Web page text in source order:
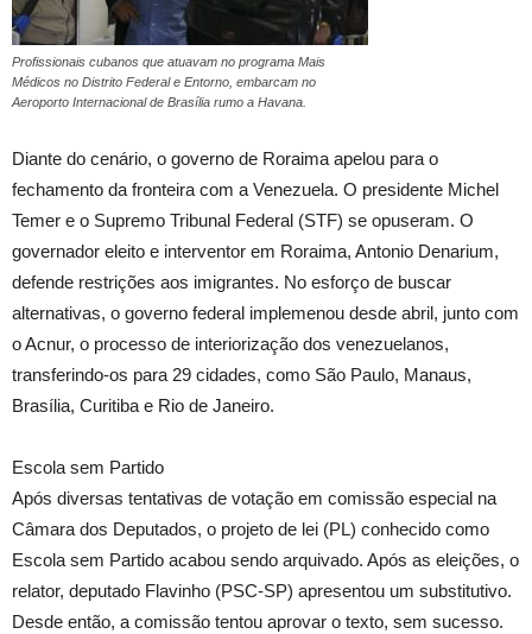
Profissionais cubanos que atuavam no programa Mais
Médicos no Distrito Federal e Entorno, embarcam no
Aeroporto Internacional de Brasília rumo a Havana.
Diante do cenário, o governo de Roraima apelou para o
fechamento da fronteira com a Venezuela. O presidente Michel
Temer e o Supremo Tribunal Federal (STF) se opuseram. O
governador eleito e interventor em Roraima, Antonio Denarium,
defende restrições aos imigrantes. No esforço de buscar
alternativas, o governo federal implemenou desde abril, junto com
o Acnur, o processo de interiorização dos venezuelanos,
transferindo-os para 29 cidades, como São Paulo, Manaus,
Brasília, Curitiba e Rio de Janeiro.
Escola sem Partido
Após diversas tentativas de votação em comissão especial na
Câmara dos Deputados, o projeto de lei (PL) conhecido como
Escola sem Partido acabou sendo arquivado. Após as eleições, o
relator, deputado Flavinho (PSC-SP) apresentou um substitutivo.
Desde então, a comissão tentou aprovar o texto, sem sucesso.